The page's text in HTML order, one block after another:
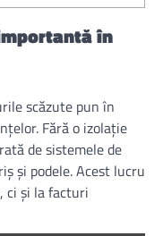
în
scăzute pun în
Fără o izolație
de sistemele de
și podele. Acest lucru
ci și la facturi